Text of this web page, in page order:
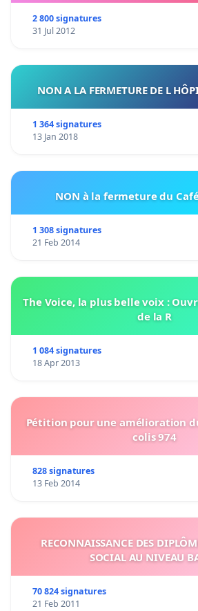
2 800 signatures
31 Jul 2012
NON A LA FERMETURE DE L
1 364 signatures
13 Jan 2018
NON à la fermeture du
1 308 signatures
21 Feb 2014
The Voice, la plus belle voix :
de la R
1 084 signatures
18 Apr 2013
Pétition pour une amélioration
colis 974
828 signatures
13 Feb 2014
RECONNAISSANCE DES
SOCIAL AU NIVEAU
70 824 signatures
21 Feb 2011